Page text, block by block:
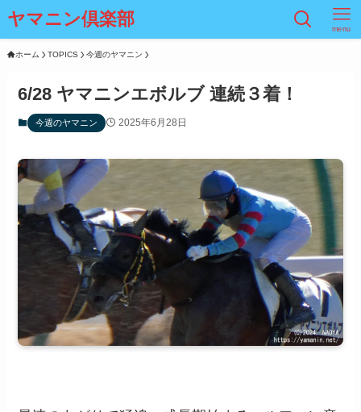
ヤマニン倶楽部 menu
ホーム TOPICS 今週のヤマニン
6/28 ヤマニンエボルブ 連続３着！
今週のヤマニン 2025年6月28日